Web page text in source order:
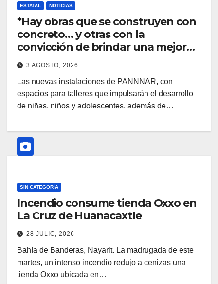
ESTATAL NOTICIAS
*Hay obras que se construyen con
concreto… y otras con la
convicción de brindar una mejor
atención a quienes más lo
necesitan.*
3 AGOSTO, 2026
Las nuevas instalaciones de PANNNAR, con
espacios para talleres que impulsarán el desarrollo
de niñas, niños y adolescentes, además de…
SIN CATEGORÍA
Incendio consume tienda Oxxo en
La Cruz de Huanacaxtle
28 JULIO, 2026
Bahía de Banderas, Nayarit. La madrugada de este
martes, un intenso incendio redujo a cenizas una
tienda Oxxo ubicada en…